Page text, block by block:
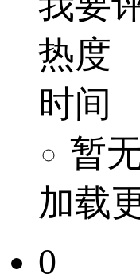
热度
时间
暂
加载
0